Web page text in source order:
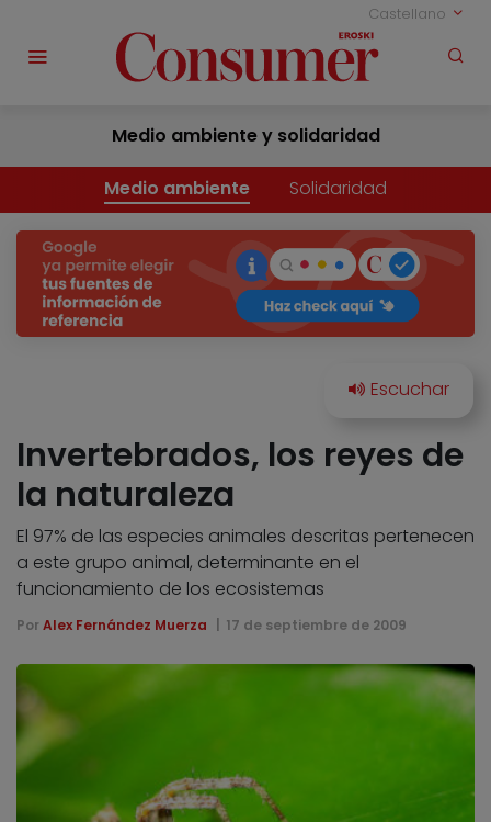
Castellano
Medio ambiente y solidaridad
Medio ambiente Solidaridad
Invertebrados, los reyes de
la naturaleza
El 97% de las especies animales descritas pertenecen
a este grupo animal, determinante en el
funcionamiento de los ecosistemas
Por Alex Fernández Muerza 17 de septiembre de 2009